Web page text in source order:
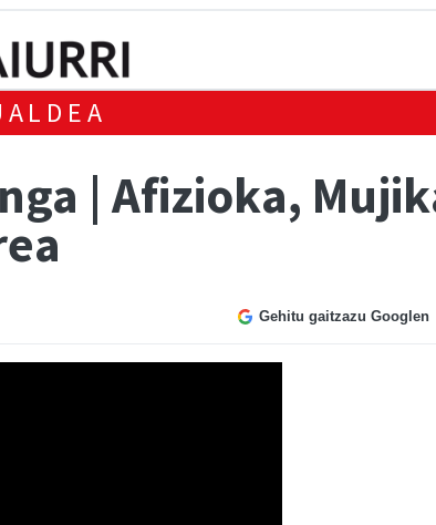
| Afizioka,
Gehitu gaitzazu Googlen